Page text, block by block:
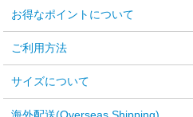
お得なポイントについて
ご利用方法
サイズについて